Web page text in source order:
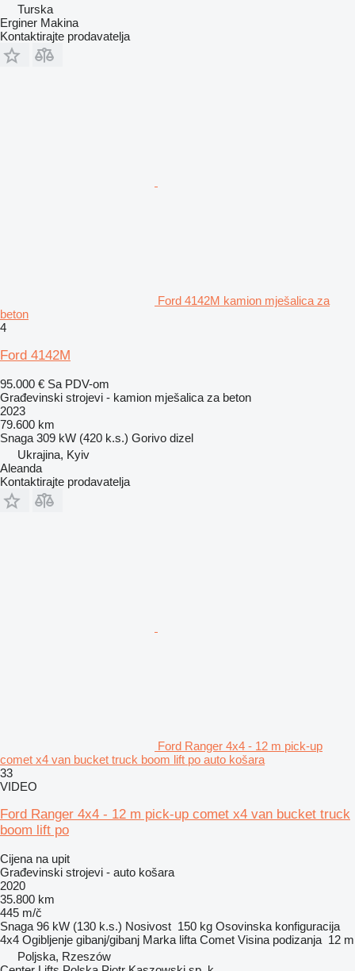
Turska
Erginer Makina
Kontaktirajte prodavatelja
Ford 4142M kamion mješalica za
beton
4
Ford 4142M
95.000 € Sa PDV-om
Građevinski strojevi - kamion mješalica za beton
2023
79.600 km
Snaga 309 kW (420 k.s.) Gorivo dizel
Ukrajina, Kyiv
Aleanda
Kontaktirajte prodavatelja
Ford Ranger 4x4 - 12 m pick-up
comet x4 van bucket truck boom lift po auto košara
33
VIDEO
Ford Ranger 4x4 - 12 m pick-up comet x4 van bucket truck
boom lift po
Cijena na upit
Građevinski strojevi - auto košara
2020
35.800 km
445 m/č
Snaga 96 kW (130 k.s.) Nosivost 150 kg Osovinska konfiguracija
4x4 Ogibljenje gibanj/gibanj Marka lifta Comet Visina podizanja 12 m
Poljska, Rzeszów